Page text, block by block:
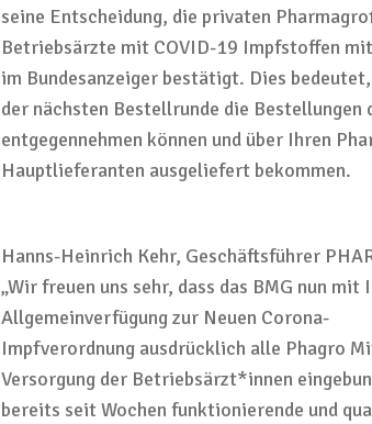
seine Entscheidung, die privaten
Betriebsärzte mit COVID-19 Impfstoffen
im Bundesanzeiger bestätigt. Dies
der nächsten Bestellrunde die Bestellungen
entgegennehmen können und über Ihren
Hauptlieferanten ausgeliefert bekommen.
Hanns-Heinrich Kehr, Geschäftsführer
„Wir freuen uns sehr, dass das BMG nun mit
Allgemeinverfügungzur Neuen Corona-
Impfverordnung ausdrücklich alle Phagro
Versorgung der Betriebsärzt*innen
bereits seit Wochen funktionierende und